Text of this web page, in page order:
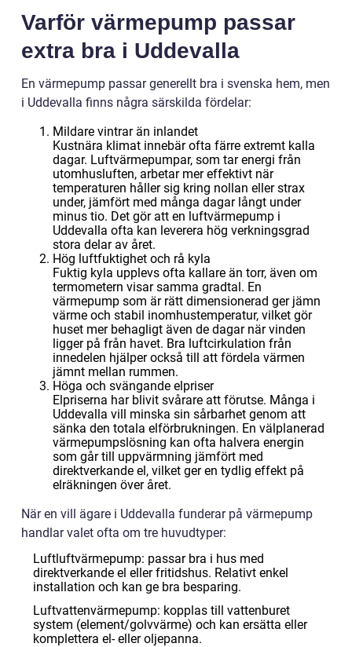
Varför värmepump passar
extra bra i Uddevalla
En värmepump passar generellt bra i svenska hem, men
i Uddevalla finns några särskilda fördelar:
Mildare vintrar än inlandet
Kustnära klimat innebär ofta färre extremt kalla
dagar. Luftvärmepumpar, som tar energi från
utomhusluften, arbetar mer effektivt när
temperaturen håller sig kring nollan eller strax
under, jämfört med många dagar långt under
minus tio. Det gör att en luftvärmepump i
Uddevalla ofta kan leverera hög verkningsgrad
stora delar av året.
Hög luftfuktighet och rå kyla
Fuktig kyla upplevs ofta kallare än torr, även om
termometern visar samma gradtal. En
värmepump som är rätt dimensionerad ger jämn
värme och stabil inomhustemperatur, vilket gör
huset mer behagligt även de dagar när vinden
ligger på från havet. Bra luftcirkulation från
innedelen hjälper också till att fördela värmen
jämnt mellan rummen.
Höga och svängande elpriser
Elpriserna har blivit svårare att förutse. Många i
Uddevalla vill minska sin sårbarhet genom att
sänka den totala elförbrukningen. En välplanerad
värmepumpslösning kan ofta halvera energin
som går till uppvärmning jämfört med
direktverkande el, vilket ger en tydlig effekt på
elräkningen över året.
När en vill ägare i Uddevalla funderar på värmepump
handlar valet ofta om tre huvudtyper:
Luftluftvärmepump: passar bra i hus med
direktverkande el eller fritidshus. Relativt enkel
installation och kan ge bra besparing.
Luftvattenvärmepump: kopplas till vattenburet
system (element/golvvärme) och kan ersätta eller
komplettera el- eller oljepanna.